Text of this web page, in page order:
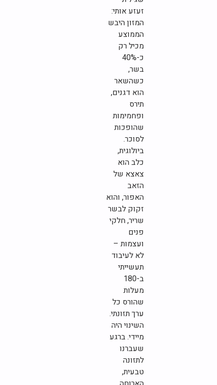
זעזע אותי:
המזון היבש
הממוצע
מכיל רק
כ-40%
בשר,
כשהשאר
הוא דגנים,
תירס
ופחמימות
שהופכות
לסוכר.
ביולוגית,
כלב הוא
צאצא של
הזאב
האפור, והוא
זקוק לבשר
שריר, חלקי
פנים
ועצמות –
לא לעיבוד
תעשייתי
ב-180
מעלות
שהורס כל
ערך תזונתי.
השינוי היה
מיידי. ברגע
שעברנו
לתזונה
טבעית,